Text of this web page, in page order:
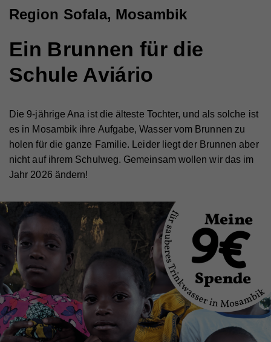
Region Sofala, Mosambik
Ein Brunnen für die
Schule Aviário
Die 9-jährige Ana ist die älteste Tochter, und als solche ist
es in Mosambik ihre Aufgabe, Wasser vom Brunnen zu
holen für die ganze Familie. Leider liegt der Brunnen aber
nicht auf ihrem Schulweg. Gemeinsam wollen wir das im
Jahr 2026 ändern!